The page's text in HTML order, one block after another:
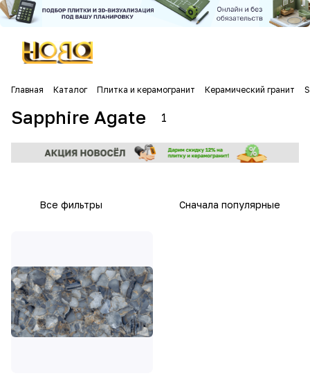
Главная Каталог Плитка и керамогранит Керамический гранит
Sapphire Agate 1
Все фильтры Сначала популярные